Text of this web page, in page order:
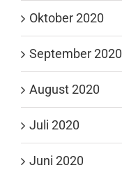
Oktober 2020
September 2020
August 2020
Juli 2020
Juni 2020